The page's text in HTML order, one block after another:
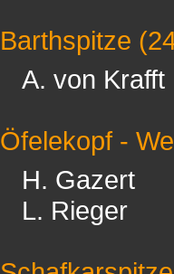
Barthspitze
A. von Krafft
Öfelekopf -
H. Gazert
L. Rieger